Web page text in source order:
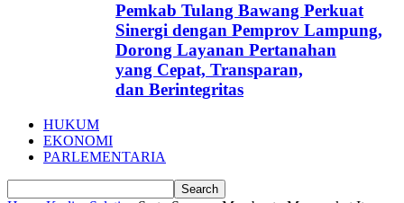
Pemkab Tulang Bawang Perkuat
Sinergi dengan Pemprov Lampung,
Dorong Layanan Pertanahan
yang Cepat, Transparan,
dan Berintegritas
HUKUM
EKONOMI
PARLEMENTARIA